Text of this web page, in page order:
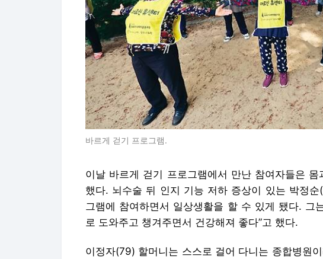
바르게 걷기 프로그램.
이날 바르게 걷기 프로그램에서 만난 참여자들은
했다. 뇌수술 뒤 인지 기능 저하 증상이 있는 박정
그램에 참여하면서 일상생활을 할 수 있게 됐다. 그
로 도와주고 챙겨주면서 건강해져 좋다”고 했다.
이정자(79) 할머니는 스스로 걸어 다니는 종합병원